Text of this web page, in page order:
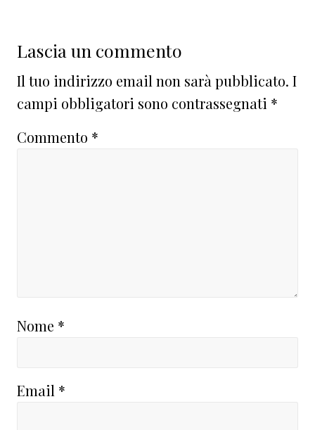
Lascia un commento
Il tuo indirizzo email non sarà pubblicato. I
campi obbligatori sono contrassegnati *
Commento *
Nome *
Email *